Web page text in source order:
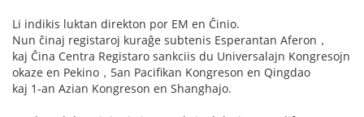
Li indikis luktan direkton por EM en Ĉinio.
Nun ĉinaj registaroj kuraĝe subtenis Esperantan Aferon，
kaj Ĉina Centra Registaro sankciis du Universalajn Kongresojn
okaze en Pekino，5an Pacifikan Kongreson en Qingdao
kaj 1-an Azian Kongreson en Shanghajo.